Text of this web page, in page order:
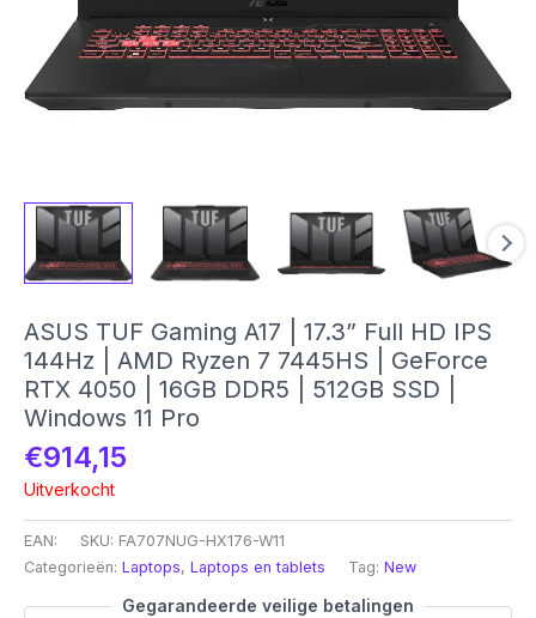
ASUS TUF Gaming A17 | 17.3” Full HD IPS
144Hz | AMD Ryzen 7 7445HS | GeForce
RTX 4050 | 16GB DDR5 | 512GB SSD |
Windows 11 Pro
€914,15
Uitverkocht
EAN: SKU: FA707NUG-HX176-W11
Categorieën: Laptops, Laptops en tablets Tag: New
Gegarandeerde veilige betalingen